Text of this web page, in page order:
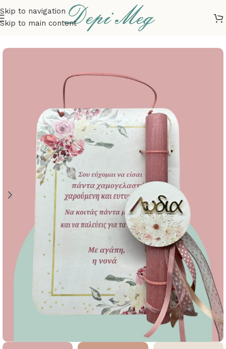
Skip to navigation
Skip to main content
ΕΠΟΧΙΑΚΑ ΛΑΜΠΑΔΕΣ